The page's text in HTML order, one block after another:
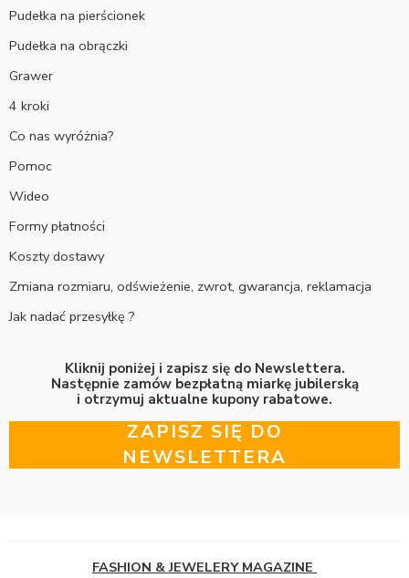
Pudełka na pierścionek
Pudełka na obrączki
Grawer
4 kroki
Co nas wyróżnia?
Pomoc
Wideo
Formy płatności
Koszty dostawy
Zmiana rozmiaru, odświeżenie, zwrot, gwarancja, reklamacja
Jak nadać przesyłkę ?
Kliknij poniżej i zapisz się do Newslettera.
Następnie zamów bezpłatną miarkę jubilerską
i otrzymuj aktualne kupony rabatowe.
ZAPISZ SIĘ DO
NEWSLETTERA
FASHION & JEWELERY MAGAZINE